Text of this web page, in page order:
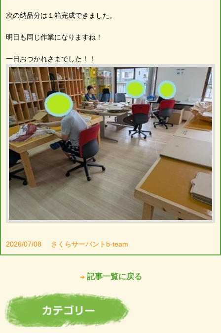
次の納品分は１箱完成できました。
明日も同じ作業になりますね！
一日おつかれさまでした！！
2026/07/08 さくらサーバントb-team
記事一覧に戻る